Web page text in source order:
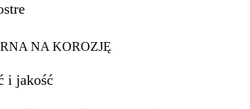
NA KOROZJĘ
i jakość